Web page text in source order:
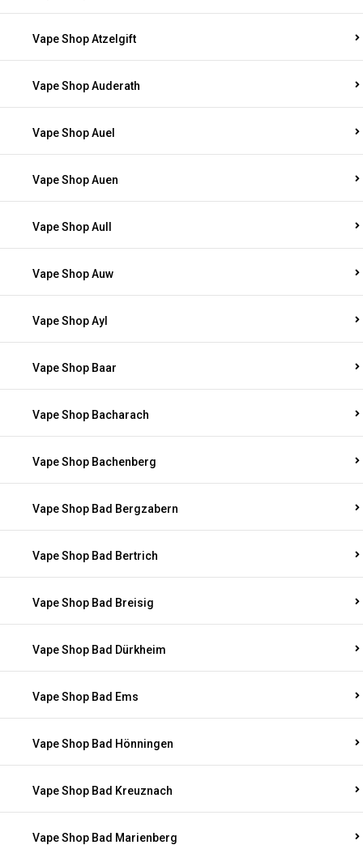
Vape Shop Atzelgift
Vape Shop Auderath
Vape Shop Auel
Vape Shop Auen
Vape Shop Aull
Vape Shop Auw
Vape Shop Ayl
Vape Shop Baar
Vape Shop Bacharach
Vape Shop Bachenberg
Vape Shop Bad Bergzabern
Vape Shop Bad Bertrich
Vape Shop Bad Breisig
Vape Shop Bad Dürkheim
Vape Shop Bad Ems
Vape Shop Bad Hönningen
Vape Shop Bad Kreuznach
Vape Shop Bad Marienberg